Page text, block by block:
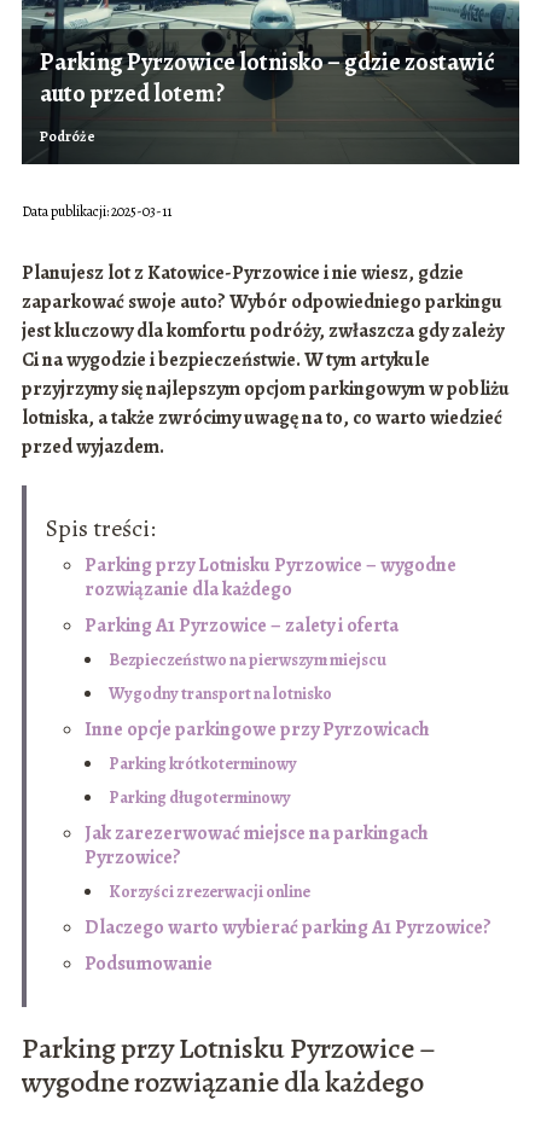
Parking Pyrzowice lotnisko – gdzie zostawić
auto przed lotem?
Podróże
Data publikacji: 2025-03-11
Planujesz lot z Katowice-Pyrzowice i nie wiesz, gdzie
zaparkować swoje auto? Wybór odpowiedniego parkingu
jest kluczowy dla komfortu podróży, zwłaszcza gdy zależy
Ci na wygodzie i bezpieczeństwie. W tym artykule
przyjrzymy się najlepszym opcjom parkingowym w pobliżu
lotniska, a także zwrócimy uwagę na to, co warto wiedzieć
przed wyjazdem.
Spis treści:
Parking przy Lotnisku Pyrzowice – wygodne
rozwiązanie dla każdego
Parking A1 Pyrzowice – zalety i oferta
Bezpieczeństwo na pierwszym miejscu
Wygodny transport na lotnisko
Inne opcje parkingowe przy Pyrzowicach
Parking krótkoterminowy
Parking długoterminowy
Jak zarezerwować miejsce na parkingach
Pyrzowice?
Korzyści z rezerwacji online
Dlaczego warto wybierać parking A1 Pyrzowice?
Podsumowanie
Parking przy Lotnisku Pyrzowice –
wygodne rozwiązanie dla każdego